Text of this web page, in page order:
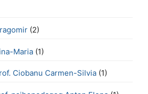
(2)
Maria (1)
Ciobanu Carmen-Silvia (1)